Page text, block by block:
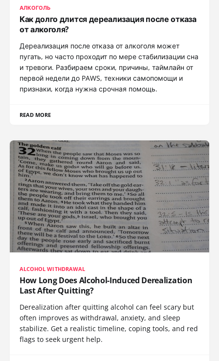
АЛКОГОЛЬ
Как долго длится дереализация после отказа
от алкоголя?
Дереализация после отказа от алкоголя может
пугать, но часто проходит по мере стабилизации сна
и тревоги. Разбираем сроки, причины, таймлайн от
первой недели до PAWS, техники самопомощи и
признаки, когда нужна срочная помощь.
READ MORE
ALCOHOL WITHDRAWAL
How Long Does Alcohol-Induced Derealization
Last After Quitting?
Derealization after quitting alcohol can feel scary but
often improves as withdrawal, anxiety, and sleep
stabilize. Get a realistic timeline, coping tools, and red
flags to seek urgent help.